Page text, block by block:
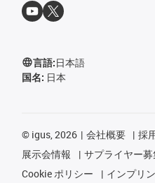
言語:日本語
国名: 日本
© igus, 2026 会社概要 採
展示会情報
サプライヤー募
Cookie ポリシー
インプリ